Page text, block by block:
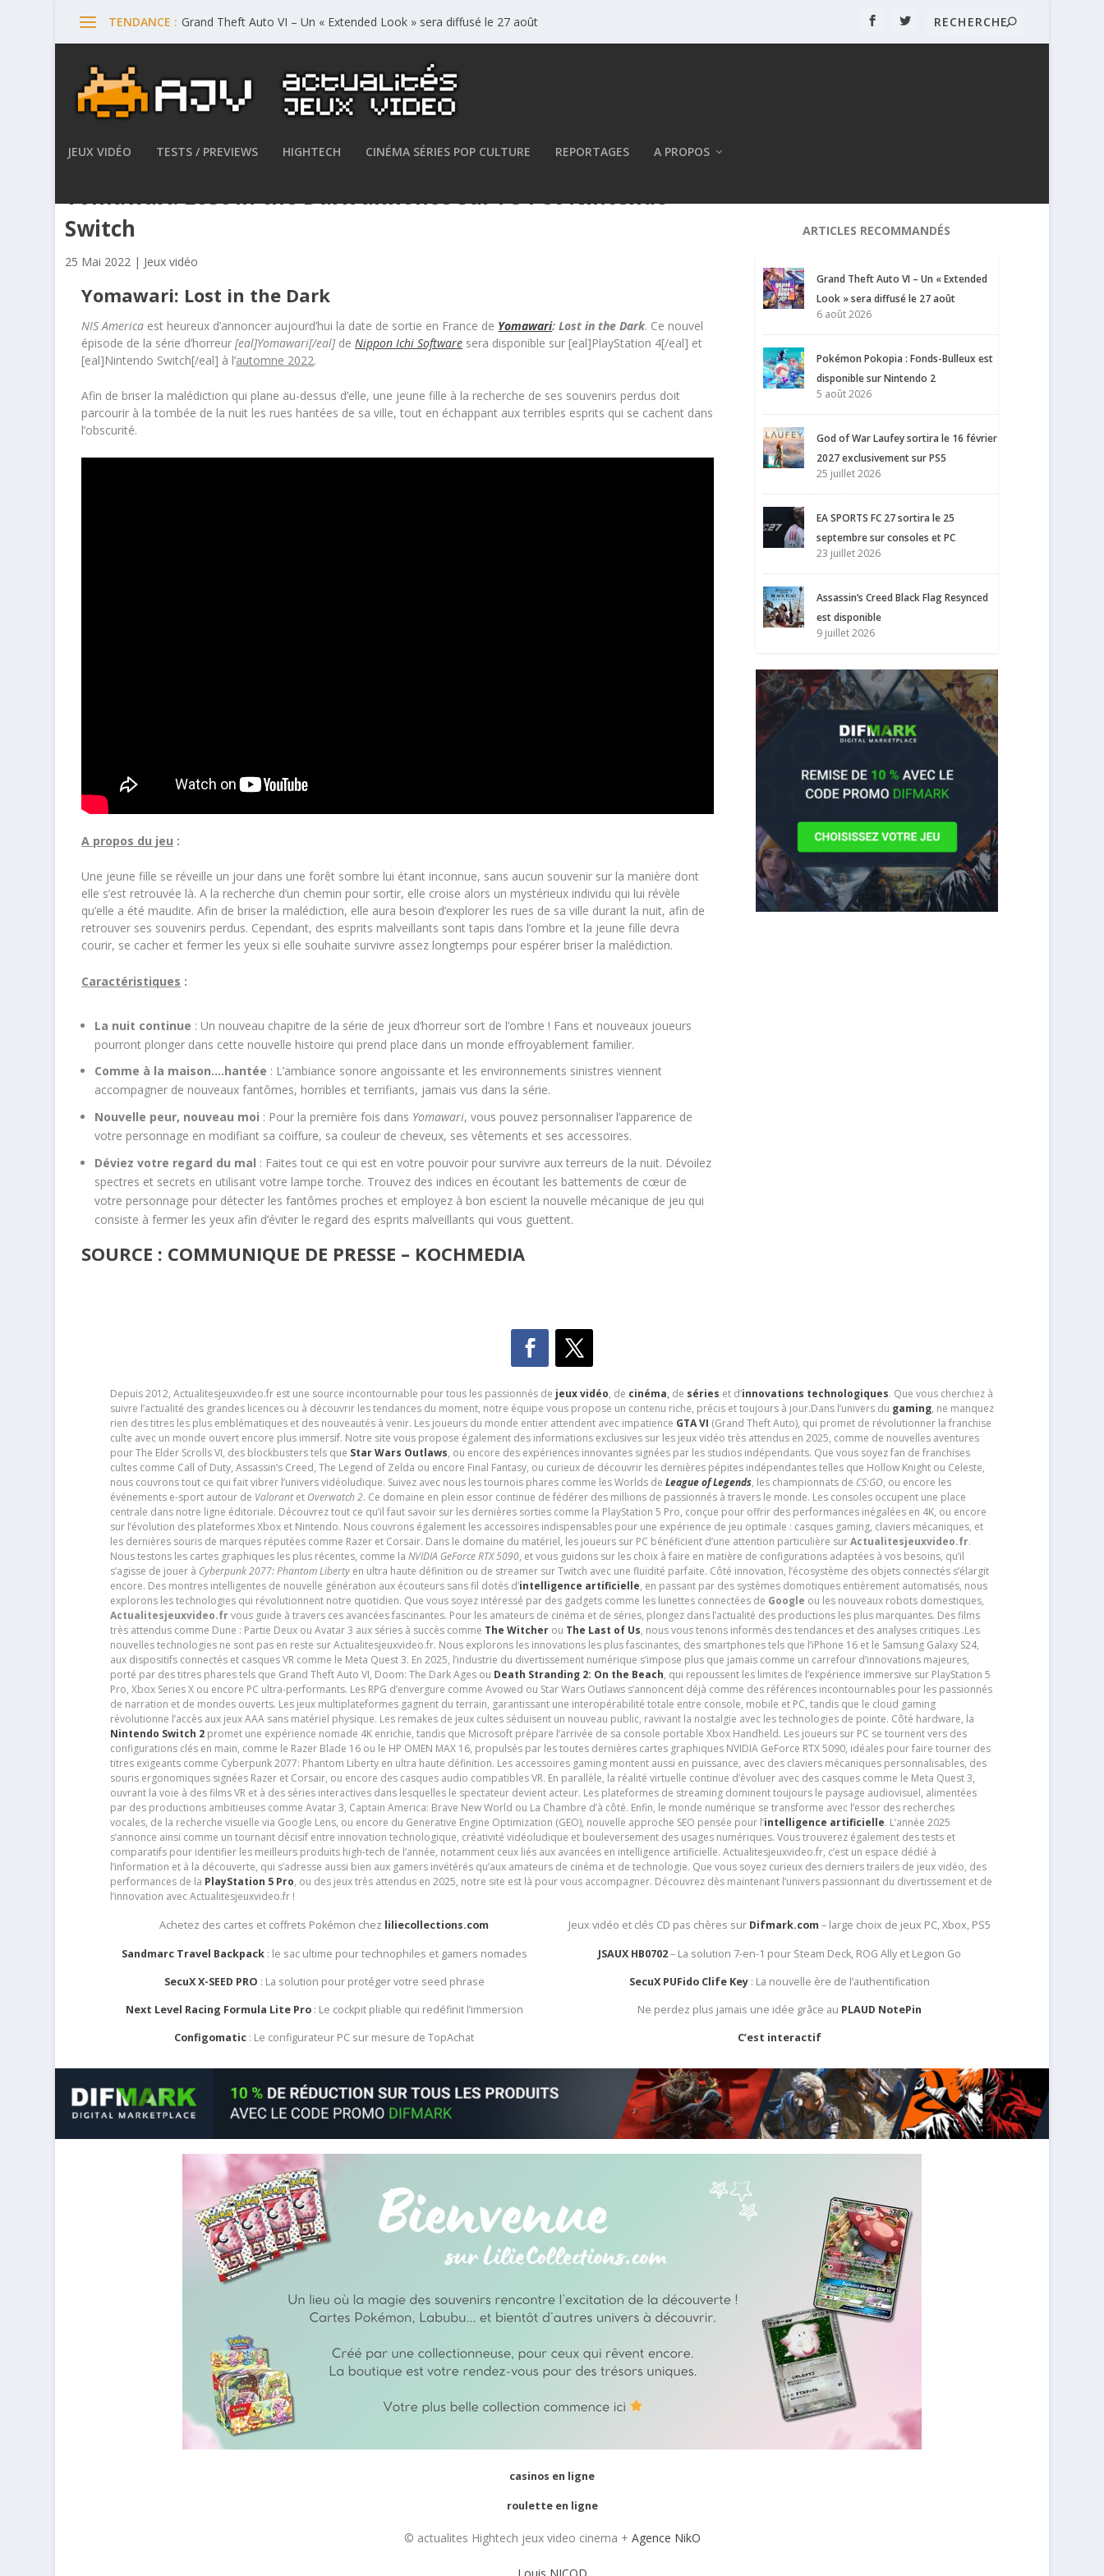
TENDANCE : Grand Theft Auto VI – Un « Extended Look » sera diffusé le 27 août
JEUX VIDÉO TESTS / PREVIEWS HIGHTECH CINÉMA SÉRIES POP CULTURE REPORTAGES A PROPOS
Yomawari: Lost in the Dark annoncé sur PS4 et Nintendo
Switch
25 Mai 2022 | Jeux vidéo
Yomawari: Lost in the Dark
NIS America est heureux d’annoncer aujourd’hui la date de sortie en France de Yomawari: Lost in the Dark. Ce nouvel
épisode de la série d’horreur[eal]Yomawari[/eal] deNippon Ichi Software sera disponible sur [eal]PlayStation 4[/eal] et
[eal]Nintendo Switch[/eal] à l’automne 2022.
Afin de briser la malédiction qui plane au-dessus d’elle, une jeune fille à la recherche de ses souvenirs perdus doit
parcourir à la tombée de la nuit les rues hantées de sa ville, tout en échappant aux terribles esprits qui se cachent dans
l’obscurité.
A propos du jeu :
Une jeune fille se réveille un jour dans une forêt sombre lui étant inconnue, sans aucun souvenir sur la manière dont
elle s’est retrouvée là. A la recherche d’un chemin pour sortir, elle croise alors un mystérieux individu qui lui révèle
qu’elle a été maudite. Afin de briser la malédiction, elle aura besoin d’explorer les rues de sa ville durant la nuit, afin de
retrouver ses souvenirs perdus. Cependant, des esprits malveillants sont tapis dans l’ombre et la jeune fille devra
courir, se cacher et fermer les yeux si elle souhaite survivre assez longtemps pour espérer briser la malédiction.
Caractéristiques :
La nuit continue : Un nouveau chapitre de la série de jeux d’horreur sort de l’ombre ! Fans et nouveaux joueurs
pourront plonger dans cette nouvelle histoire qui prend place dans un monde effroyablement familier.
Comme à la maison….hantée : L’ambiance sonore angoissante et les environnements sinistres viennent
accompagner de nouveaux fantômes, horribles et terrifiants, jamais vus dans la série.
Nouvelle peur, nouveau moi : Pour la première fois dans Yomawari, vous pouvez personnaliser l’apparence de
votre personnage en modifiant sa coiffure, sa couleur de cheveux, ses vêtements et ses accessoires.
Déviez votre regard du mal : Faites tout ce qui est en votre pouvoir pour survivre aux terreurs de la nuit. Dévoilez
spectres et secrets en utilisant votre lampe torche. Trouvez des indices en écoutant les battements de cœur de
votre personnage pour détecter les fantômes proches et employez à bon escient la nouvelle mécanique de jeu qui
consiste à fermer les yeux afin d’éviter le regard des esprits malveillants qui vous guettent.
SOURCE : COMMUNIQUE DE PRESSE – KOCHMEDIA
ARTICLES RECOMMANDÉS
Grand Theft Auto VI – Un « Extended
Look » sera diffusé le 27 août
6 août 2026
Pokémon Pokopia : Fonds-Bulleux est
disponible sur Nintendo 2
5 août 2026
God of War Laufey sortira le 16 février
2027 exclusivement sur PS5
25 juillet 2026
EA SPORTS FC 27 sortira le 25
septembre sur consoles et PC
23 juillet 2026
Assassin’s Creed Black Flag Resynced
est disponible
9 juillet 2026
Depuis 2012, Actualitesjeuxvideo.fr est une source incontournable pour tous les passionnés de jeux vidéo, de cinéma,de séries et d’innovations technologiques. Que vous cherchiez à
suivre l’actualité des grandes licences ou à découvrir les tendances du moment, notre équipe vous propose un contenu riche, précis et toujours à jour.Dans l’univers du gaming, ne manquez
rien des titres les plus emblématiques et des nouveautés à venir. Les joueurs du monde entier attendent avec impatience GTA VI (Grand Theft Auto), qui promet de révolutionner la franchise
culte avec un monde ouvert encore plus immersif. Notre site vous propose également des informations exclusives sur les jeux vidéo très attendus en 2025, comme de nouvelles aventures
pour The Elder Scrolls VI, des blockbusters tels que Star Wars Outlaws, ou encore des expériences innovantes signées par les studios indépendants. Que vous soyez fan de franchises
cultes comme Call of Duty, Assassin’s Creed, The Legend of Zelda ou encore Final Fantasy, ou curieux de découvrir les dernières pépites indépendantes telles que Hollow Knight ou Celeste,
nous couvrons tout ce qui fait vibrer l’univers vidéoludique. Suivez avec nous les tournois phares comme les Worlds de League of Legends, les championnats de CS:GO, ou encore les
événements e-sport autour de Valorantet Overwatch 2. Ce domaine en plein essor continue de fédérer des millions de passionnés à travers le monde. Les consoles occupent une place
centrale dans notre ligne éditoriale. Découvrez tout ce qu’il faut savoir sur les dernières sorties comme la PlayStation 5 Pro, conçue pour offrir des performances inégalées en 4K, ou encore
sur l’évolution des plateformes Xbox et Nintendo. Nous couvrons également les accessoires indispensables pour une expérience de jeu optimale : casques gaming, claviers mécaniques, et
les dernières souris de marques réputées comme Razer et Corsair. Dans le domaine du matériel, les joueurs sur PC bénéficient d’une attention particulière surActualitesjeuxvideo.fr.
Nous testons les cartes graphiques les plus récentes, comme la NVIDIA GeForce RTX 5090, et vous guidons sur les choix à faire en matière de configurations adaptées à vos besoins, qu’il
s’agisse de jouer à Cyberpunk 2077: Phantom Libertyen ultra haute définition ou de streamer sur Twitch avec une fluidité parfaite. Côté innovation, l’écosystème des objets connectés s’élargit
encore. Des montres intelligentes de nouvelle génération aux écouteurs sans fil dotés d’intelligence artificielle, en passant par des systèmes domotiques entièrement automatisés, nous
explorons les technologies qui révolutionnent notre quotidien. Que vous soyez intéressé par des gadgets comme les lunettes connectées de Google ou les nouveaux robots domestiques,
Actualitesjeuxvideo.frvous guide à travers ces avancées fascinantes. Pour les amateurs de cinéma et de séries, plongez dans l’actualité des productions les plus marquantes. Des films
très attendus comme Dune : Partie Deux ou Avatar 3 aux séries à succès comme The Witcherou The Last of Us, nous vous tenons informés des tendances et des analyses critiques .Les
nouvelles technologies ne sont pas en reste sur Actualitesjeuxvideo.fr. Nous explorons les innovations les plus fascinantes, des smartphones tels que l’iPhone 16 et le Samsung Galaxy S24,
aux dispositifs connectés et casques VR comme le Meta Quest 3. En 2025, l’industrie du divertissement numérique s’impose plus que jamais comme un carrefour d’innovations majeures,
porté par des titres phares tels que Grand Theft Auto VI, Doom: The Dark Ages ou Death Stranding 2: On the Beach, qui repoussent les limites de l’expérience immersive sur PlayStation 5
Pro, Xbox Series X ou encore PC ultra-performants. Les RPG d’envergure comme Avowed ou Star Wars Outlaws s’annoncent déjà comme des références incontournables pour les passionnés
de narration et de mondes ouverts. Les jeux multiplateformes gagnent du terrain, garantissant une interopérabilité totale entre console, mobile et PC, tandis que le cloud gaming
révolutionne l’accès aux jeux AAA sans matériel physique. Les remakes de jeux cultes séduisent un nouveau public, ravivant la nostalgie avec les technologies de pointe. Côté hardware, la
Nintendo Switch 2promet une expérience nomade 4K enrichie, tandis que Microsoft prépare l’arrivée de sa console portable Xbox Handheld. Les joueurs sur PC se tournent vers des
configurations clés en main, comme le Razer Blade 16 ou le HP OMEN MAX 16, propulsés par les toutes dernières cartes graphiques NVIDIA GeForce RTX 5090, idéales pour faire tourner des
titres exigeants comme Cyberpunk 2077: Phantom Liberty en ultra haute définition. Les accessoires gaming montent aussi en puissance, avec des claviers mécaniques personnalisables, des
souris ergonomiques signées Razer et Corsair, ou encore des casques audio compatibles VR. En parallèle, la réalité virtuelle continue d’évoluer avec des casques comme le Meta Quest 3,
ouvrant la voie à des films VR et à des séries interactives dans lesquelles le spectateur devient acteur. Les plateformes de streaming dominent toujours le paysage audiovisuel, alimentées
par des productions ambitieuses comme Avatar 3, Captain America: Brave New World ou La Chambre d’à côté. Enfin, le monde numérique se transforme avec l’essor des recherches
vocales, de la recherche visuelle via Google Lens, ou encore du Generative Engine Optimization (GEO), nouvelle approche SEO pensée pour l’intelligence artificielle. L’année 2025
s’annonce ainsi comme un tournant décisif entre innovation technologique, créativité vidéoludique et bouleversement des usages numériques. Vous trouverez également des tests et
comparatifs pour identifier les meilleurs produits high-tech de l’année, notamment ceux liés aux avancées en intelligence artificielle. Actualitesjeuxvideo.fr, c’est un espace dédié à
l’information et à la découverte, qui s’adresse aussi bien aux gamers invétérés qu’aux amateurs de cinéma et de technologie. Que vous soyez curieux des derniers trailers de jeux vidéo, des
performances de la PlayStation 5 Pro, ou des jeux très attendus en 2025, notre site est là pour vous accompagner. Découvrez dès maintenant l’univers passionnant du divertissement et de
l’innovation avec Actualitesjeuxvideo.fr !
Achetez des cartes et coffrets Pokémon chez liliecollections.com
Sandmarc Travel Backpack: le sac ultime pour technophiles et gamers nomades
SecuX X-SEED PRO : La solution pour protéger votre seed phrase
Next Level Racing Formula Lite Pro: Le cockpit pliable qui redéfinit l’immersion
Configomatic : Le configurateur PC sur mesure de TopAchat
Jeux vidéo et clés CD pas chères sur Difmark.com – large choix de jeux PC, Xbox, PS5
JSAUX HB0702– La solution 7-en-1 pour Steam Deck, ROG Ally et Legion Go
SecuX PUFido Clife Key : La nouvelle ère de l’authentification
Ne perdez plus jamais une idée grâce au PLAUD NotePin
C’est interactif
casinos en ligne
roulette en ligne
© actualites Hightech jeux video cinema + Agence NikO